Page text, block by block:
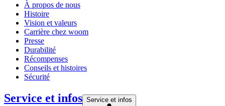
À propos de nous
Histoire
Vision et valeurs
Carrière chez woom
Presse
Durabilité
Récompenses
Conseils et histoires
Sécurité
Service et infos Service et infos